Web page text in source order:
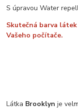
S úpravou Water
Skutečná barva
Vašeho počítače.
Látka Brooklyn je